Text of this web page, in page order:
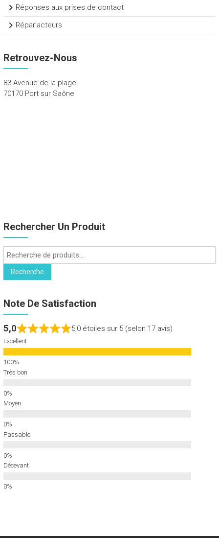
Réponses aux prises de contact
Répar’acteurs
Retrouvez-Nous
83 Avenue de la plage
70170 Port sur Saône
Rechercher Un Produit
Recherche
pour :
Recherche
Note De Satisfaction
5,0 5,0 étoiles sur 5 (selon 17 avis)
Excellent
Très bon
Moyen
Passable
Décevant